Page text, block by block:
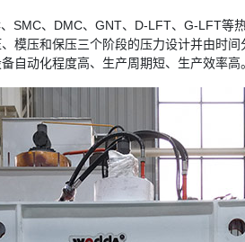
SMC、DMC、GNT、D-LFT、G-LFT等
模压和保压三个阶段的压力设计并由时
自动化程度高、生产周期短、生产效率高。